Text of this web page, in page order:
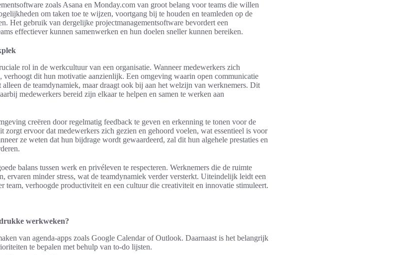
zoals Asana en Monday.com van groot belang voor teams die willen
om taken toe te wijzen, voortgang bij te houden en teamleden op de
Het gebruik van dergelijke projectmanagementsoftware bevordert een
effectiever kunnen samenwerken en hun doelen sneller kunnen bereiken.
rol in de werkcultuur van een organisatie. Wanneer medewerkers zich
verhoogt dit hun motivatie aanzienlijk. Een omgeving waarin open communicatie
de teamdynamiek, maar draagt ook bij aan het welzijn van werknemers. Dit
medewerkers bereid zijn elkaar te helpen en samen te werken aan
creëren door regelmatig feedback te geven en erkenning te tonen voor de
zorgt ervoor dat medewerkers zich gezien en gehoord voelen, wat essentieel is voor
ze weten dat hun bijdrage wordt gewaardeerd, zal dit hun algehele prestaties en
balans tussen werk en privéleven te respecteren. Werknemers die de ruimte
ervaren minder stress, wat de teamdynamiek verder versterkt. Uiteindelijk leidt een
team, verhoogde productiviteit en een cultuur die creativiteit en innovatie stimuleert.
werkweken?
van agenda-apps zoals Google Calendar of Outlook. Daarnaast is het belangrijk
te bepalen met behulp van to-do lijsten.